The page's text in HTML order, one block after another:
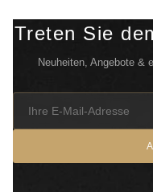
Treten Sie
Neuheiten, Angebote &